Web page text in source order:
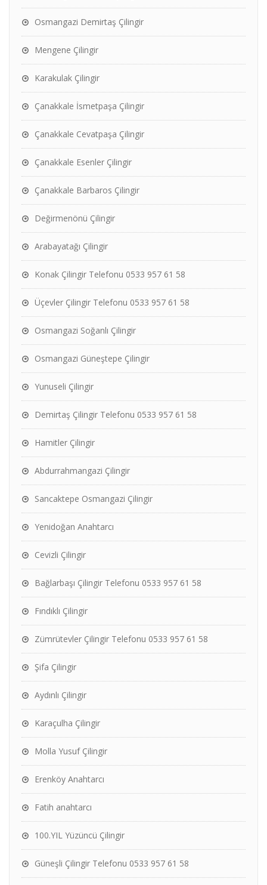
Osmangazi Demirtaş Çilingir
Mengene Çilingir
Karakulak Çilingir
Çanakkale İsmetpaşa Çilingir
Çanakkale Cevatpaşa Çilingir
Çanakkale Esenler Çilingir
Çanakkale Barbaros Çilingir
Değirmenönü Çilingir
Arabayatağı Çilingir
Konak Çilingir Telefonu 0533 957 61 58
Üçevler Çilingir Telefonu 0533 957 61 58
Osmangazi Soğanlı Çilingir
Osmangazi Güneştepe Çilingir
Yunuseli Çilingir
Demirtaş Çilingir Telefonu 0533 957 61 58
Hamitler Çilingir
Abdurrahmangazi Çilingir
Sancaktepe Osmangazi Çilingir
Yenidoğan Anahtarcı
Cevizli Çilingir
Bağlarbaşı Çilingir Telefonu 0533 957 61 58
Fındıklı Çilingir
Zümrütevler Çilingir Telefonu 0533 957 61 58
Şifa Çilingir
Aydınlı Çilingir
Karaçulha Çilingir
Molla Yusuf Çilingir
Erenköy Anahtarcı
Fatih anahtarcı
100.YIL Yüzüncü Çilingir
Güneşli Çilingir Telefonu 0533 957 61 58